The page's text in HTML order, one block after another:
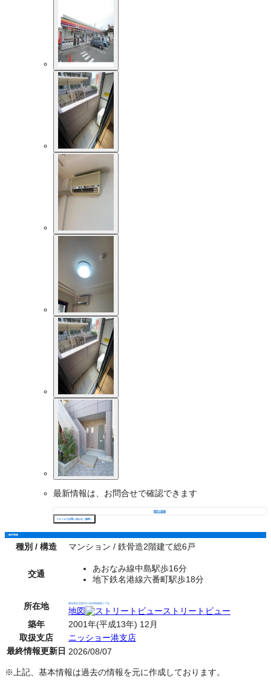
最新情報は、お問合せで確認できます
物件の詳細
フォームでお問い合わせ（無料）
物件情報
種別 / 構造 マンション / 鉄骨造2階建て総6戸
交通
あおなみ線中島駅歩16分
地下鉄名港線六番町駅歩18分
所在地 愛知県名古屋市中川区昭和橋通１丁目
地図
ストリートビュー
築年
2001年(平成13年) 12月
取扱支店
ニッショー港支店
最終情報更新日 2026/08/07
※上記、基本情報は過去の情報を元に作成しております。